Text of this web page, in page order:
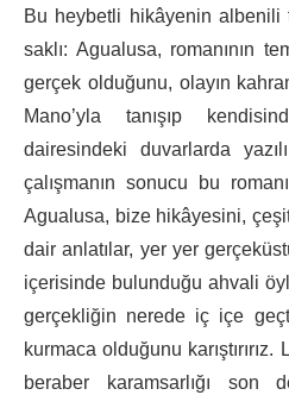
Bu heybetli hikâyenin albenili
saklı: Agualusa, romanının
gerçek olduğunu, olayın
Mano’yla tanışıp
dairesindeki duvarlarda
çalışmanın sonucu bu
Agualusa, bize hikâyesini,
dair anlatılar, yer yer
içerisinde bulunduğu ahvali
gerçekliğin nerede iç içe
kurmaca olduğunu karıştırırız.
beraber karamsarlığı son